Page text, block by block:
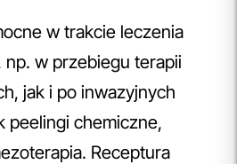
w trakcie leczenia
w przebiegu terapii
jak i po inwazyjnych
peelingi chemiczne,
Receptura